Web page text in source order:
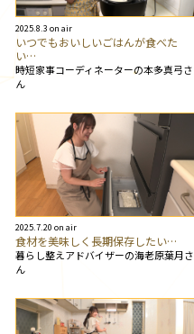
2025.8.3 on air
いつでもおいしいごはんが食べた
い…
時短家事コーディネーターの本多真弓さ
ん
2025.7.20 on air
食材を美味しく長期保存したい…
暮らし整えアドバイザーの海老原葉月さ
ん